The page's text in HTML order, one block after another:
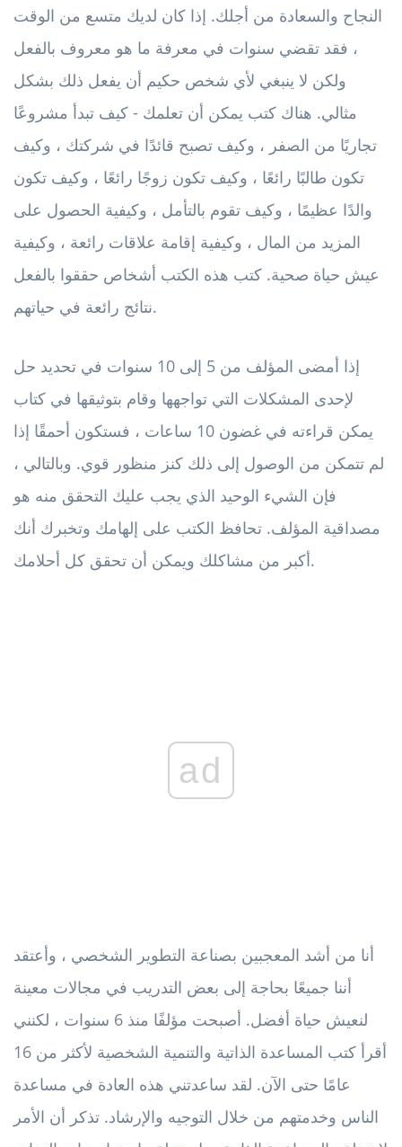
النجاح والسعادة من أجلك. إذا كان لديك متسع من الوقت
، فقد تقضي سنوات في معرفة ما هو معروف بالفعل
ولكن لا ينبغي لأي شخص حكيم أن يفعل ذلك بشكل
مثالي. هناك كتب يمكن أن تعلمك - كيف تبدأ مشروعًا
تجاريًا من الصفر ، وكيف تصبح قائدًا في شركتك ، وكيف
تكون طالبًا رائعًا ، وكيف تكون زوجًا رائعًا ، وكيف تكون
والدًا عظيمًا ، وكيف تقوم بالتأمل ، وكيفية الحصول على
المزيد من المال ، وكيفية إقامة علاقات رائعة ، وكيفية
عيش حياة صحية. كتب هذه الكتب أشخاص حققوا بالفعل
نتائج رائعة في حياتهم.
إذا أمضى المؤلف من 5 إلى 10 سنوات في تحديد حل
لإحدى المشكلات التي تواجهها وقام بتوثيقها في كتاب
يمكن قراءته في غضون 10 ساعات ، فستكون أحمقًا إذا
لم تتمكن من الوصول إلى ذلك كنز منظور قوي. وبالتالي ،
فإن الشيء الوحيد الذي يجب عليك التحقق منه هو
مصداقية المؤلف. تحافظ الكتب على إلهامك وتخبرك أنك
أكبر من مشاكلك ويمكن أن تحقق كل أحلامك.
ad
أنا من أشد المعجبين بصناعة التطوير الشخصي ، وأعتقد
أننا جميعًا بحاجة إلى بعض التدريب في مجالات معينة
لنعيش حياة أفضل. أصبحت مؤلفًا منذ 6 سنوات ، لكنني
أقرأ كتب المساعدة الذاتية والتنمية الشخصية لأكثر من 16
عامًا حتى الآن. لقد ساعدتني هذه العادة في مساعدة
الناس وخدمتهم من خلال التوجيه والإرشاد. تذكر أن الأمر